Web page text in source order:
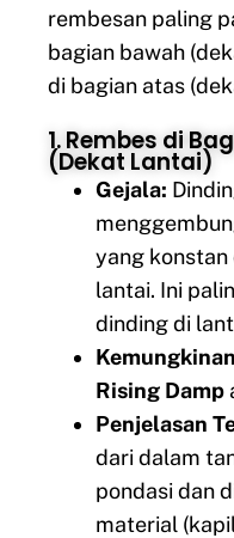
rembesan paling
bagian bawah
di bagian atas
1. Rembes di
(Dekat Lantai)
Gejala:
yang
lantai. Ini
dinding di
Rising Damp
Penjelasan
dari dalam
pondasi dan
material